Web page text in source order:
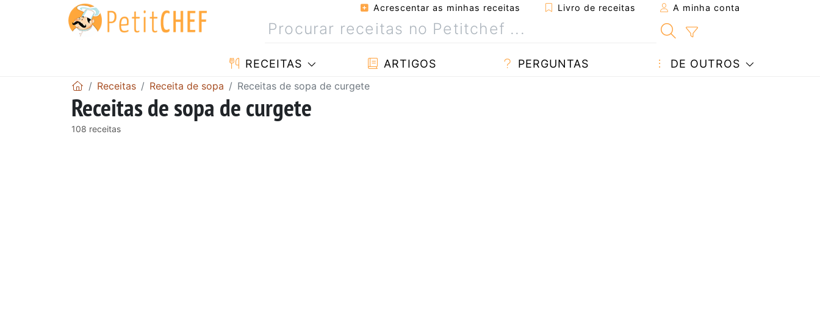
Acrescentar as minhas receitas Livro de receitas A minha conta
RECEITAS ARTIGOS PERGUNTAS DE OUTROS
Receitas Receita de sopa Receitas de sopa de curgete
Receitas de sopa de curgete
108 receitas